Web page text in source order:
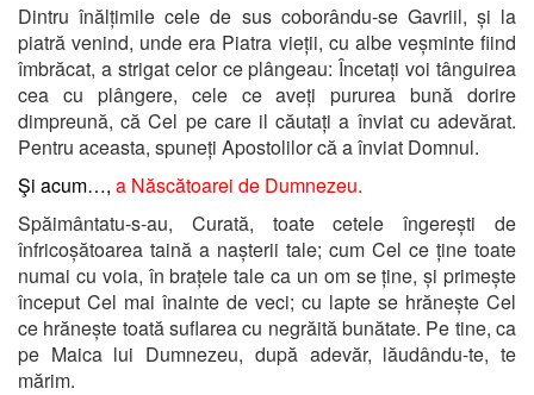
Dintru înălțimile cele de sus coborându-se Gavriil, și la
piatră venind, unde era Piatra vieții, cu albe veșminte fiind
îmbrăcat, a strigat celor ce plângeau: Încetați voi tânguirea
cea cu plângere, cele ce aveți pururea bună dorire
dimpreună, că Cel pe care il căutați a înviat cu adevărat.
Pentru aceasta, spuneți Apostolilor că a înviat Domnul.
Şi acum…, a Născătoarei de Dumnezeu.
Spăimântatu-s-au, Curată, toate cetele îngerești de
înfricoșătoarea taină a nașterii tale; cum Cel ce ține toate
numai cu voia, în brațele tale ca un om se ține, și primește
început Cel mai înainte de veci; cu lapte se hrănește Cel
ce hrănește toată suflarea cu negrăită bunătate. Pe tine, ca
pe Maica lui Dumnezeu, după adevăr, lăudându-te, te
mărim.